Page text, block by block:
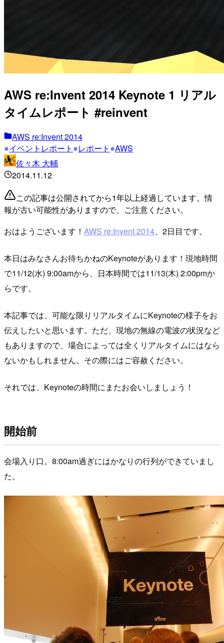
AWS re:Invent 2014 Keynote 1 リアル
タイムレポート #reinvent
AWS re:Invent 2014
イベントレポート
レポート
AWS
佐々木 大輔
2014.11.12
この記事は公開されてから1年以上経過しています。情
報が古い可能性がありますので、ご注意ください。
おはようございます！ AWS re:Invent 2014 、2日目です。
本日はみなさんお待ちかねのKeynoteがあります！現地時間
で11/12(水) 9:00amから、日本時間では11/13(木) 2:00pmか
らです。
本記事では、可能な限りリアルタイムにKeynoteの様子をお
伝えしたいと思います。ただ、現地の無線の電波の状況など
もありますので、場合によっては全くリアルタイムにはなら
ないかもしれません。その際にはご容赦ください。
それでは、Keynoteの時間にまたお会いしましょう！
開始前
会場入り口。8:00am過ぎにはかなりの行列ができていまし
た。